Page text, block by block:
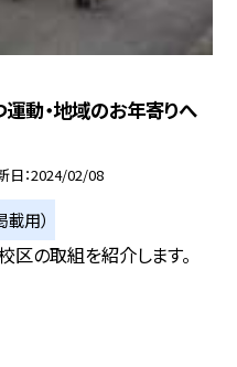
運動・地域のお年寄りへ
日 2024/02/08
用）
区の取組を紹介します。